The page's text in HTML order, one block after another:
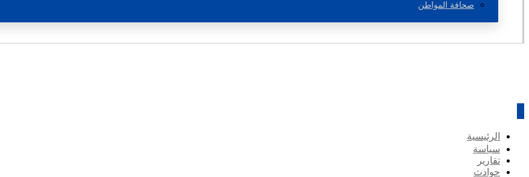
صحافة المواطن
الرئيسية
سياسة
تقارير
حوادث